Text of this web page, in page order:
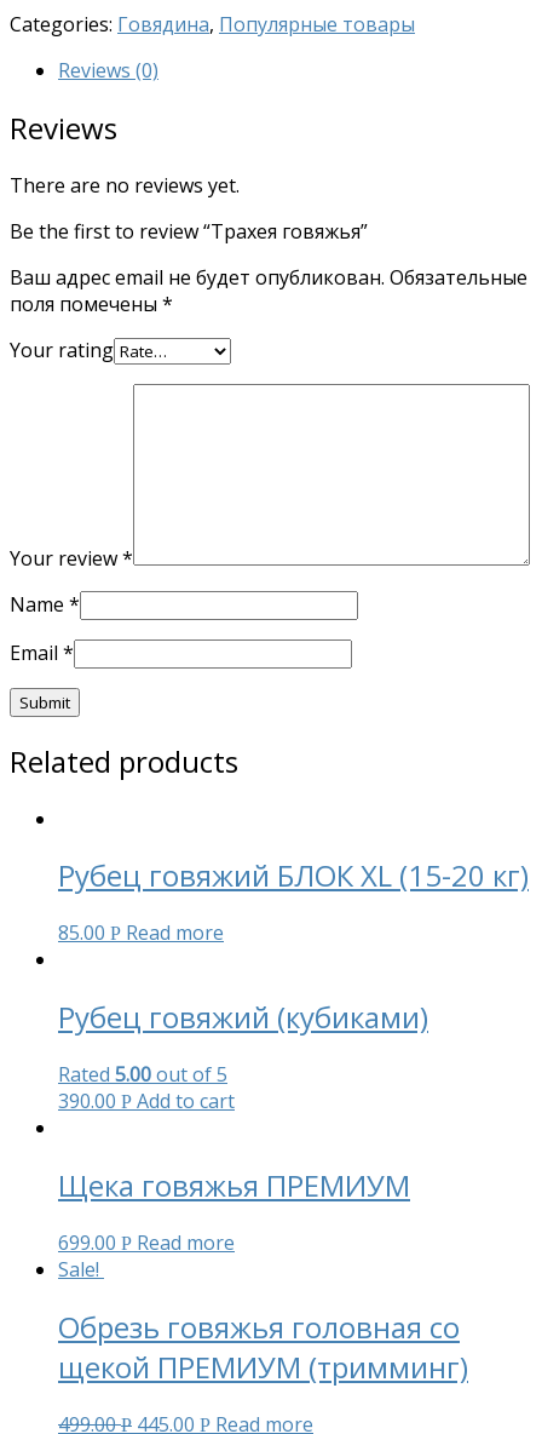
Categories: Говядина, Популярные товары
Reviews (0)
Reviews
There are no reviews yet.
Be the first to review “Трахея говяжья”
Ваш адрес email не будет опубликован. Обязательные
поля помечены *
Your rating
Your review*
Name *
Email *
Related products
Рубец говяжий БЛОК XL (15-20 кг)
85.00 Р Read more
Рубец говяжий (кубиками)
Rated 5.00out of 5
390.00 Р Add to cart
Щека говяжья ПРЕМИУМ
699.00 Р Read more
Sale!
Обрезь говяжья головная со
щекой ПРЕМИУМ (тримминг)
499.00Р 445.00 Р Read more